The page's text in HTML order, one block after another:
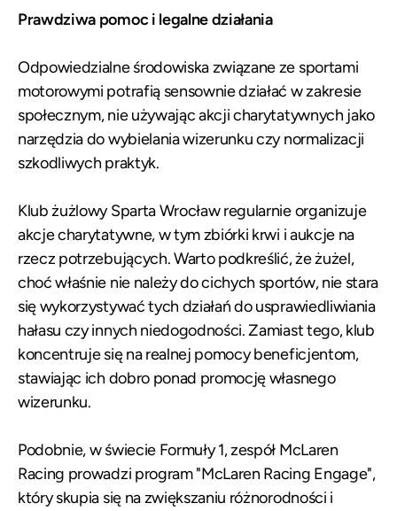
Prawdziwa pomoc i legalne działania
Odpowiedzialne środowiska związane ze sportami
motorowymi potrafią sensownie działać w zakresie
społecznym, nie używając akcji charytatywnych jako
narzędzia do wybielania wizerunku czy normalizacji
szkodliwych praktyk.
Klub żużlowy Sparta Wrocław regularnie organizuje
akcje charytatywne, w tym zbiórki krwi i aukcje na
rzecz potrzebujących. Warto podkreślić, że żużel,
choć właśnie nie należy do cichych sportów, nie stara
się wykorzystywać tych działań do usprawiedliwiania
hałasu czy innych niedogodności. Zamiast tego, klub
koncentruje się na realnej pomocy beneficjentom,
stawiając ich dobro ponad promocję własnego
wizerunku.
Podobnie, w świecie Formuły 1, zespół McLaren
Racing prowadzi program "McLaren Racing Engage",
który skupia się na zwiększaniu różnorodności i